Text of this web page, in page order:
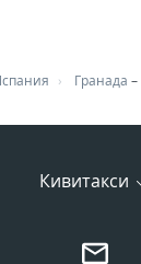
Гранада –
Кивитакси